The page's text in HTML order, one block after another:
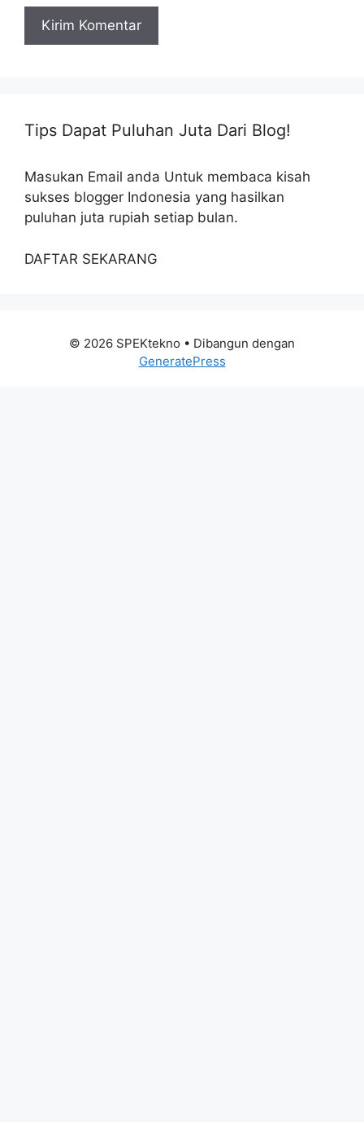
Tips Dapat Puluhan Juta Dari Blog!
Masukan Email anda Untuk membaca kisah
sukses blogger Indonesia yang hasilkan
puluhan juta rupiah setiap bulan.
DAFTAR SEKARANG
© 2026 SPEKtekno • Dibangun dengan
GeneratePress